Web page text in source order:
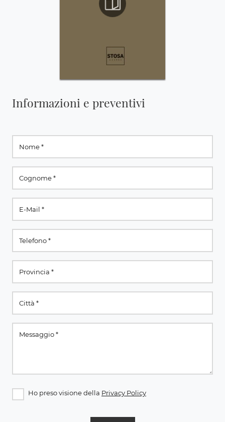
Informazioni e preventivi
Ho preso visione della Privacy Policy